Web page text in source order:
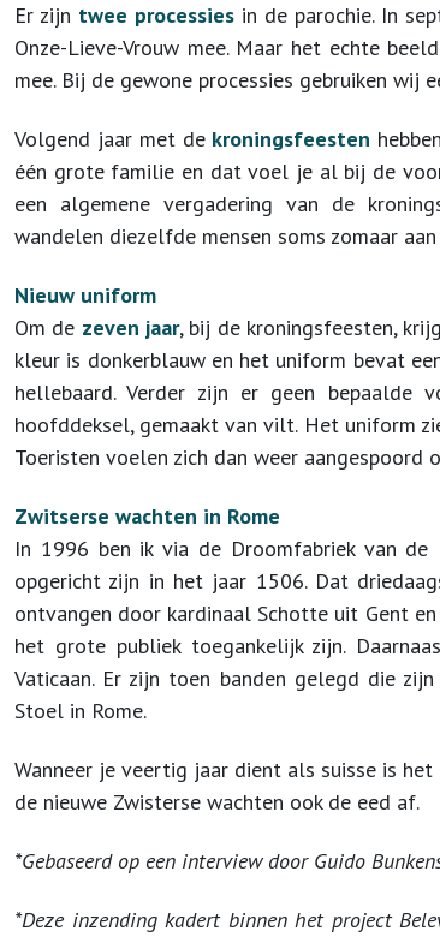
Er zijn twee processies in de parochie. In
Onze-Lieve-Vrouw mee. Maar het echte
mee. Bij de gewone processies gebruiken wij
Volgend jaar met de kroningsfeesten
één grote familie en dat voel je al bij de
een algemene vergadering van de
wandelen diezelfde mensen soms zomaar
Nieuw uniform
Om de zeven jaar, bij de kroningsfeesten,
kleur is donkerblauw en het uniform bevat
hellebaard. Verder zijn er geen bepaalde
hoofddeksel, gemaakt van vilt. Het uniform
Toeristen voelen zich dan weer aangespoord
Zwitserse wachten in Rome
In 1996 ben ik via de Droomfabriek van
opgericht zijn in het jaar 1506. Dat
ontvangen door kardinaal Schotte uit Gent
het grote publiek toegankelijk zijn.
Vaticaan. Er zijn toen banden gelegd die
Stoel in Rome.
Wanneer je veertig jaar dient als suisse is
de nieuwe Zwisterse wachten ook de eed af.
*Gebaseerd op een interview door Guido
*Deze inzending kadert binnen het project